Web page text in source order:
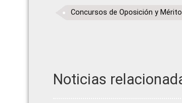
Concursos de Oposición y
Noticias